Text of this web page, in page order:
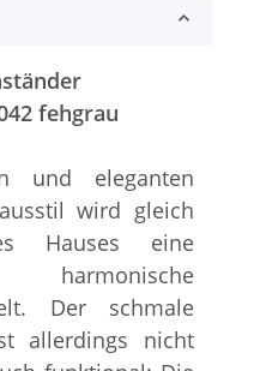
fehgrau
und eleganten
wird gleich
Hauses eine
Der schmale
allerdings nicht